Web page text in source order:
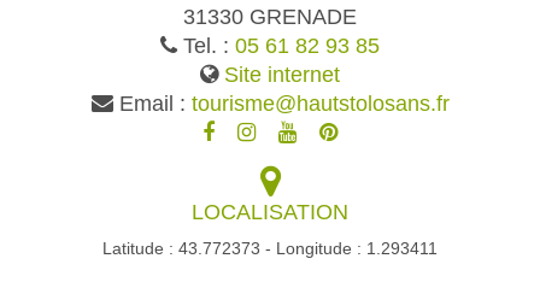
31330 GRENADE
Tel. : 05 61 82 93 85
Site internet
Email : tourisme@hautstolosans.fr
LOCALISATION
Latitude : 43.772373 - Longitude : 1.293411